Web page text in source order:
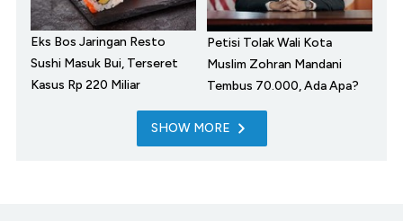
Eks Bos Jaringan Resto
Sushi Masuk Bui, Terseret
Kasus Rp 220 Miliar
Petisi Tolak Wali Kota
Muslim Zohran Mandani
Tembus 70.000, Ada Apa?
SHOW MORE